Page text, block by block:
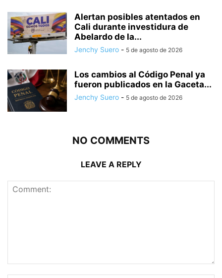
Alertan posibles atentados en
Cali durante investidura de
Abelardo de la...
Jenchy Suero - 5 de agosto de 2026
Los cambios al Código Penal ya
fueron publicados en la Gaceta...
Jenchy Suero - 5 de agosto de 2026
NO COMMENTS
LEAVE A REPLY